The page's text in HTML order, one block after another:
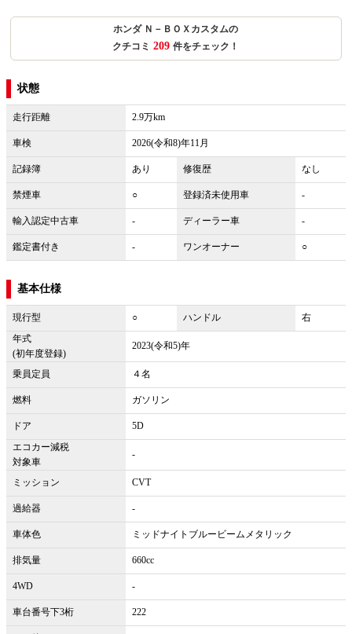
ホンダ Ｎ－ＢＯＸカスタムの
クチコミ 209 件をチェック！
状態
走行距離 2.9万km
車検 2026(令和8)年11月
記録簿 あり 修復歴 なし
禁煙車 ○ 登録済未使用車 -
輸入認定中古車 - ディーラー車 -
鑑定書付き - ワンオーナー ○
基本仕様
現行型 ○ ハンドル
右
年式
(初年度登録)
2023(令和5)年
乗員定員 ４名
燃料 ガソリン
ドア
5D
エコカー減税
対象車
-
ミッション CVT
過給器 -
車体色 ミッドナイトブルービームメタリック
排気量 660cc
4WD -
車台番号下3桁 222